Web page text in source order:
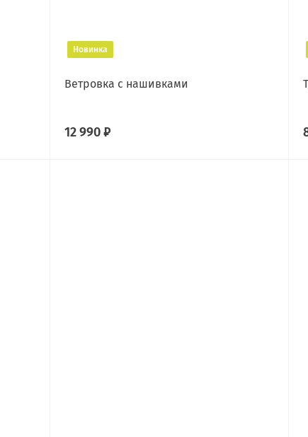
Новинка
Ветровка с нашивками
12 990 ₽